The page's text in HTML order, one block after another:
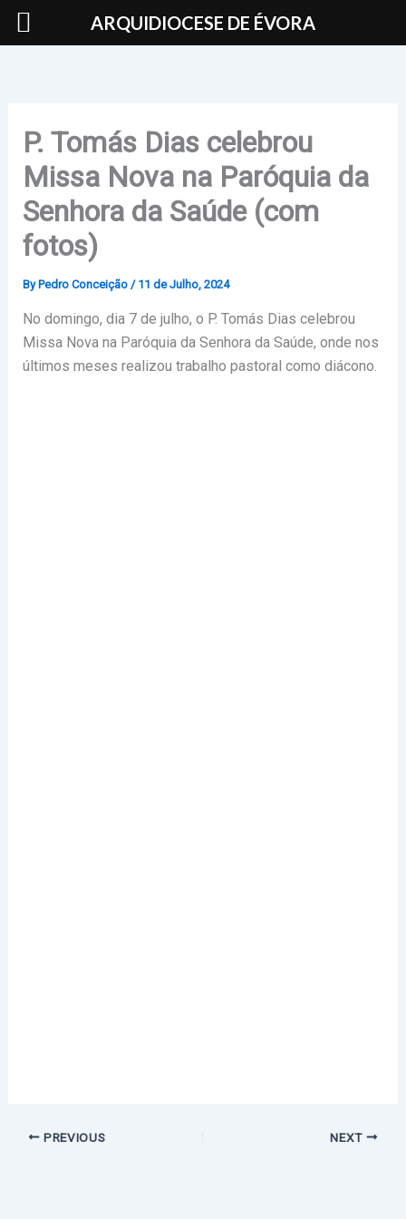
Skip
P. Tomás Dias celebrou
Missa Nova na Paróquia da
Senhora da Saúde (com
fotos)
By Pedro Conceição / 11 de Julho, 2024
No domingo, dia 7 de julho, o P. Tomás Dias celebrou
Missa Nova na Paróquia da Senhora da Saúde, onde nos
últimos meses realizou trabalho pastoral como diácono.
PREVIOUS NEXT
ARQUIDIOCESE DE ÉVORA